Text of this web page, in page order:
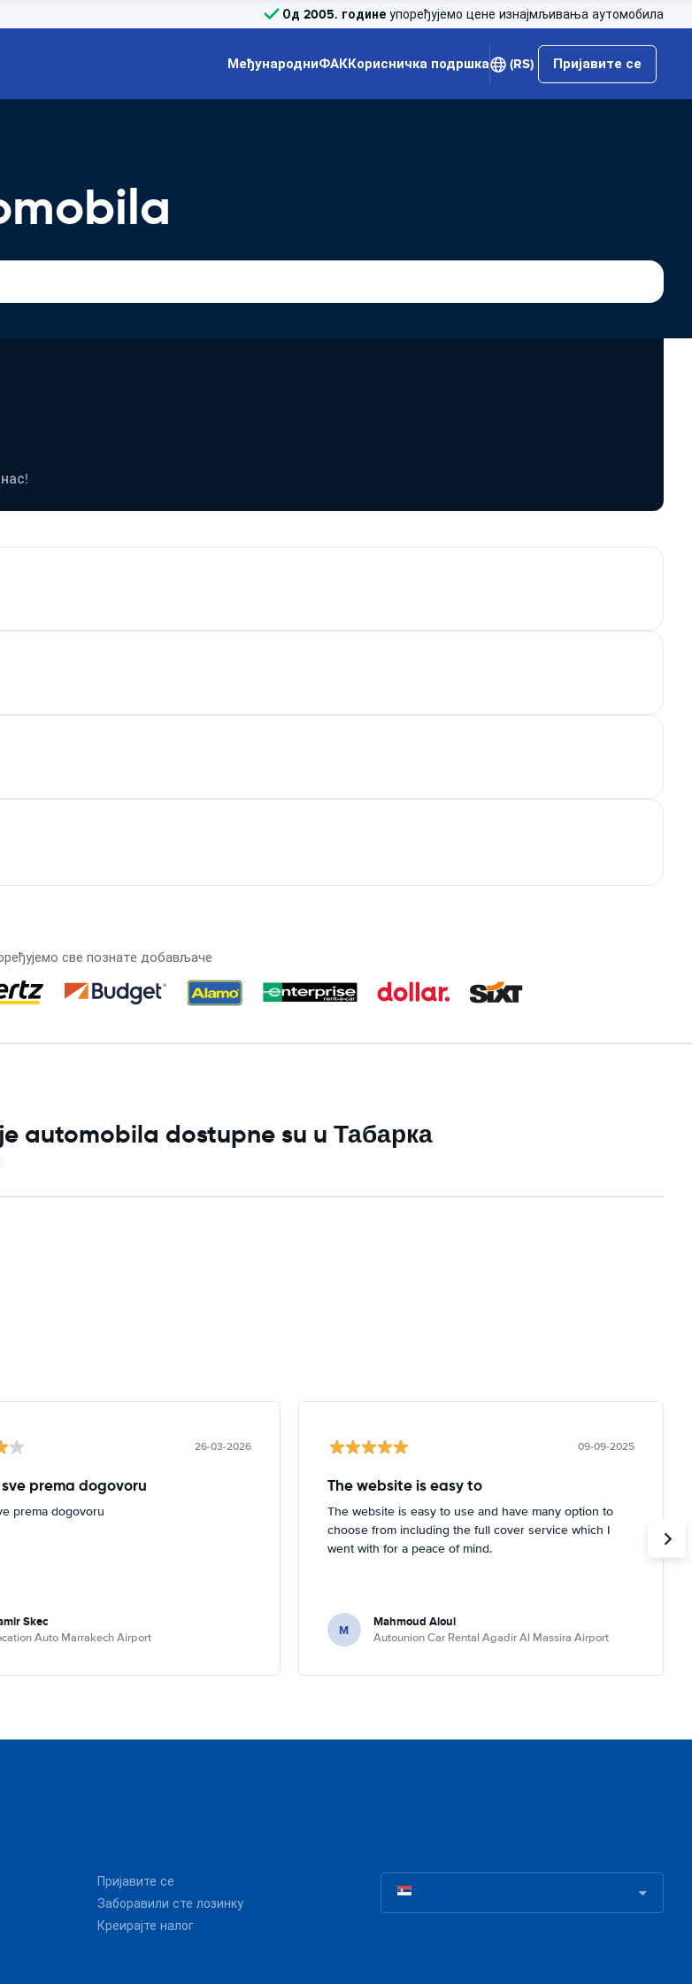
Од 2005. године упоређујемо цене изнајмљивања аутомобила
МеђународниФАККорисничка подршка (RS) Пријавите се
све познате добављаче
automobila dostupne su u Табарка
26-03-2026
prema dogovoru
prema dogovoru
Skec
Auto Marrakech Airport
09-09-2025
The website is easy to
The website is easy to use and have many option to
choose from including the full cover service which I
went with for a peace of mind.
M Mahmoud Aloui
Autounion Car Rental Agadir Al Massira Airport
Пријавите се
Заборавили сте лозинку
Креирајте налог